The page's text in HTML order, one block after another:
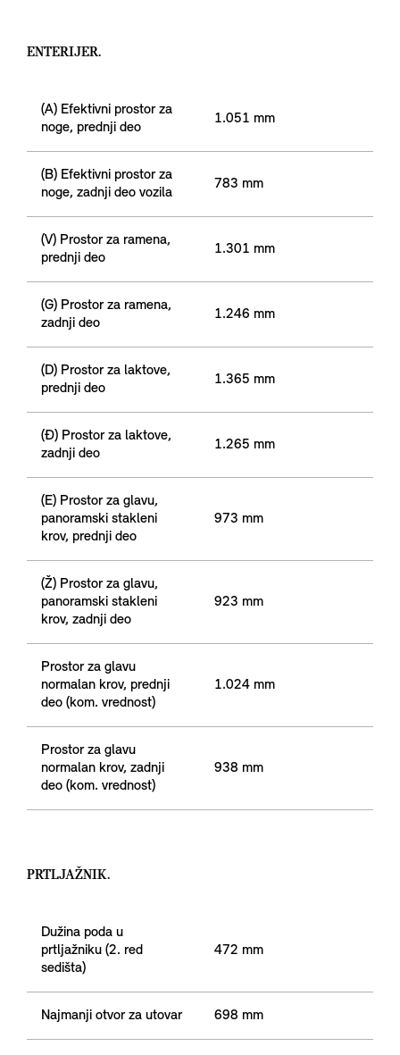
ENTERIJER.
(A) Efektivni prostor za
noge, prednji deo
1.051 mm
(B) Efektivni prostor za
noge, zadnji deo vozila
783 mm
(V) Prostor za ramena,
prednji deo
1.301 mm
(G) Prostor za ramena,
zadnji deo
1.246 mm
(D) Prostor za laktove,
prednji deo
1.365 mm
(Đ) Prostor za laktove,
zadnji deo
1.265 mm
(E) Prostor za glavu,
panoramski stakleni
krov, prednji deo
973 mm
(Ž) Prostor za glavu,
panoramski stakleni
krov, zadnji deo
923 mm
Prostor za glavu
normalan krov, prednji
deo (kom. vrednost)
1.024 mm
Prostor za glavu
normalan krov, zadnji
deo (kom. vrednost)
938 mm
PRTLJAŽNIK.
Dužina poda u
prtljažniku (2. red
sedišta)
472 mm
Najmanji otvor za utovar 698 mm